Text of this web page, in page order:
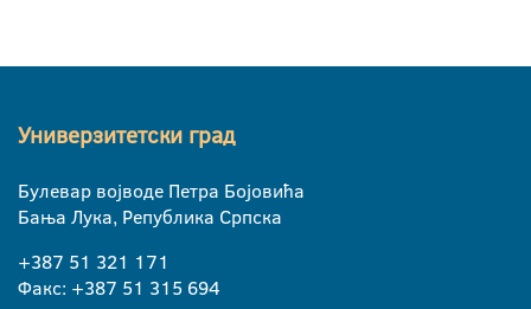
Универзитетски град
Булевар војводе Петра Бојовића
Бања Лука, Република Српска
+387 51 321 171
Факс: +387 51 315 694